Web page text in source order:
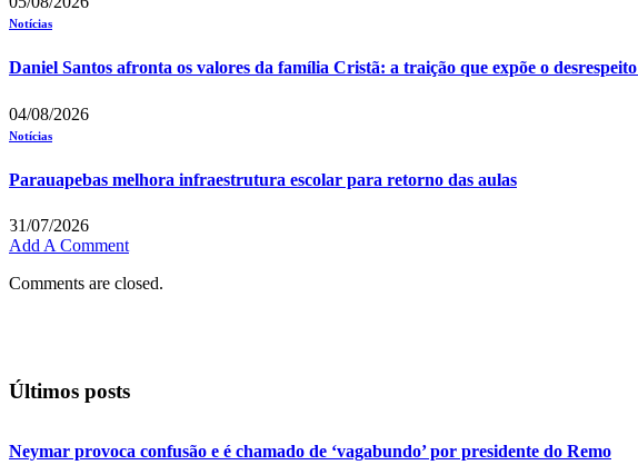
Notícias
Daniel Santos afronta os valores da família Cristã: a traição que expõe o
04/08/2026
Notícias
Parauapebas melhora infraestrutura escolar para retorno das aulas
31/07/2026
Add A Comment
Comments are closed.
Últimos posts
Neymar provoca confusão e é chamado de ‘vagabundo’ por presidente do Remo